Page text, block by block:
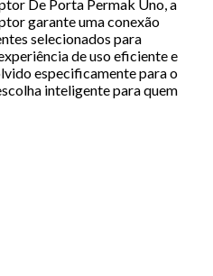
De Porta Permak Uno, a
garante uma conexão
selecionados para
de uso eficiente e
especificamente para o
inteligente para quem